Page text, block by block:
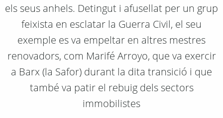
els seus anhels. Detingut i afusellat per un grup
feixista en esclatar la Guerra Civil, el seu
exemple es va empeltar en altres mestres
renovadors, com Marifé Arroyo, que va exercir
a Barx (la Safor) durant la dita transició i que
també va patir el rebuig dels sectors
immobilistes